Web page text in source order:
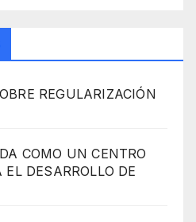
REGULARIZACIÓN
COMO UN CENTRO
DESARROLLO DE